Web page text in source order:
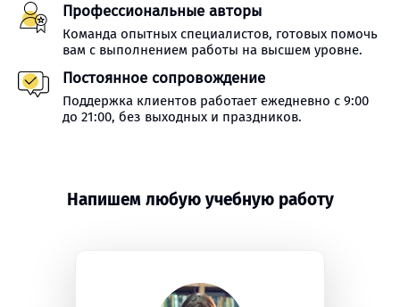
Профессиональные авторы
Команда опытных специалистов, готовых помочь
вам с выполнением работы на высшем уровне.
Постоянное сопровождение
Поддержка клиентов работает ежедневно с 9:00
до 21:00, без выходных и праздников.
Напишем любую учебную работу